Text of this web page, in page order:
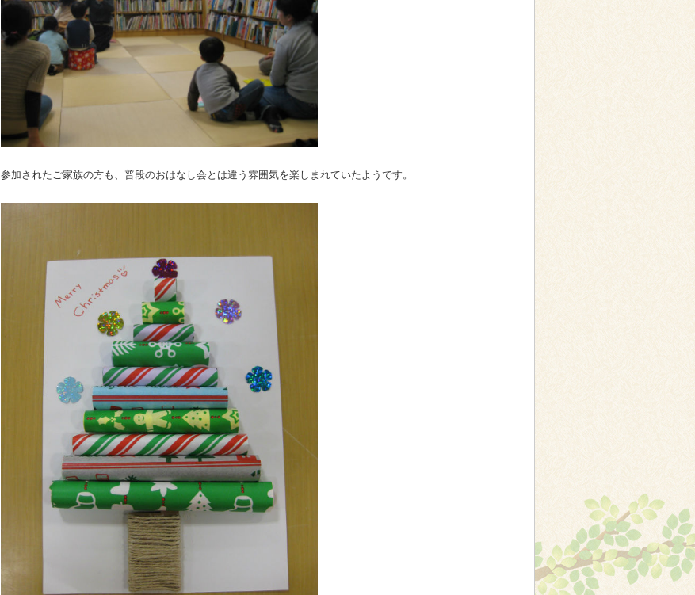
参加されたご家族の方も、普段のおはなし会とは違う雰囲気を楽しまれていたようです。